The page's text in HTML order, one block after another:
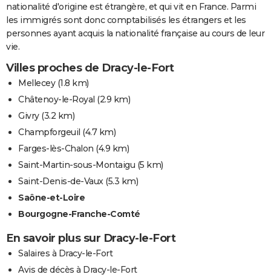
nationalité d'origine est étrangère, et qui vit en France. Parmi
les immigrés sont donc comptabilisés les étrangers et les
personnes ayant acquis la nationalité française au cours de leur
vie.
Villes proches de Dracy-le-Fort
Mellecey(1.8 km)
Châtenoy-le-Royal (2.9 km)
Givry(3.2 km)
Champforgeuil (4.7 km)
Farges-lès-Chalon (4.9 km)
Saint-Martin-sous-Montaigu (5 km)
Saint-Denis-de-Vaux(5.3 km)
Saône-et-Loire
Bourgogne-Franche-Comté
En savoir plus sur Dracy-le-Fort
Salaires à Dracy-le-Fort
Avis de décès à Dracy-le-Fort